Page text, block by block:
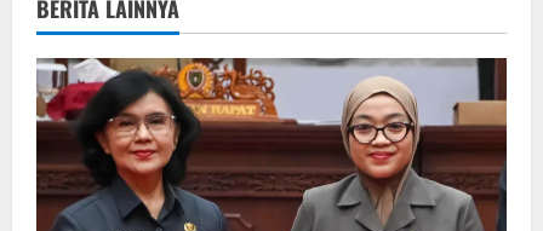
v
i
g
a
BERITA LAINNYA